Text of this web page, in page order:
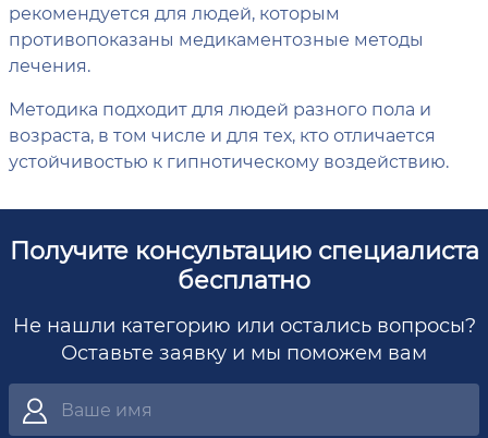
рекомендуется для людей, которым
противопоказаны медикаментозные методы
лечения.
Методика подходит для людей разного пола и
возраста, в том числе и для тех, кто отличается
устойчивостью к гипнотическому воздействию.
Получите консультацию специалиста
бесплатно
Не нашли категорию или остались вопросы?
Оставьте заявку и мы поможем вам